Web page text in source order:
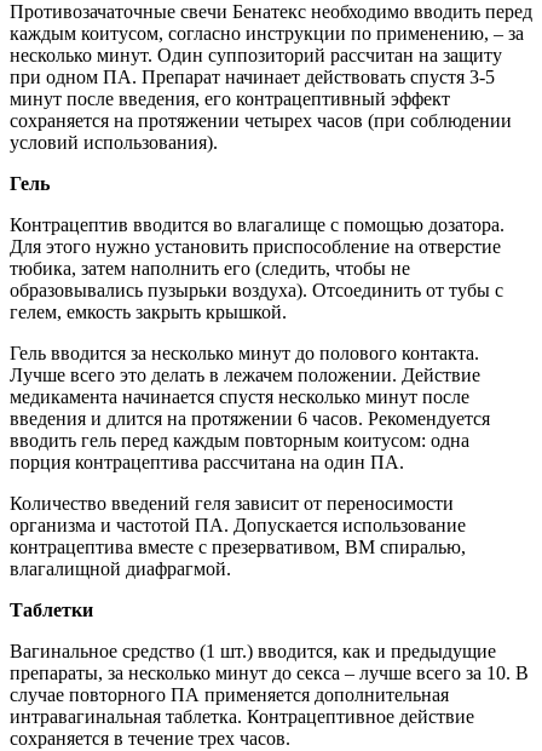
Противозачаточные свечи Бенатекс необходимо вводить перед
каждым коитусом, согласно инструкции по применению, – за
несколько минут. Один суппозиторий рассчитан на защиту
при одном ПА. Препарат начинает действовать спустя 3-5
минут после введения, его контрацептивный эффект
сохраняется на протяжении четырех часов (при соблюдении
условий использования).
Гель
Контрацептив вводится во влагалище с помощью дозатора.
Для этого нужно установить приспособление на отверстие
тюбика, затем наполнить его (следить, чтобы не
образовывались пузырьки воздуха). Отсоединить от тубы с
гелем, емкость закрыть крышкой.
Гель вводится за несколько минут до полового контакта.
Лучше всего это делать в лежачем положении. Действие
медикамента начинается спустя несколько минут после
введения и длится на протяжении 6 часов. Рекомендуется
вводить гель перед каждым повторным коитусом: одна
порция контрацептива рассчитана на один ПА.
Количество введений геля зависит от переносимости
организма и частотой ПА. Допускается использование
контрацептива вместе с презервативом, ВМ спиралью,
влагалищной диафрагмой.
Таблетки
Вагинальное средство (1 шт.) вводится, как и предыдущие
препараты, за несколько минут до секса – лучше всего за 10. В
случае повторного ПА применяется дополнительная
интравагинальная таблетка. Контрацептивное действие
сохраняется в течение трех часов.